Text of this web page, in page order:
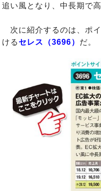
追い風となり、中長期で
次に紹介するのは、ポ
ける セレス（3696） だ。